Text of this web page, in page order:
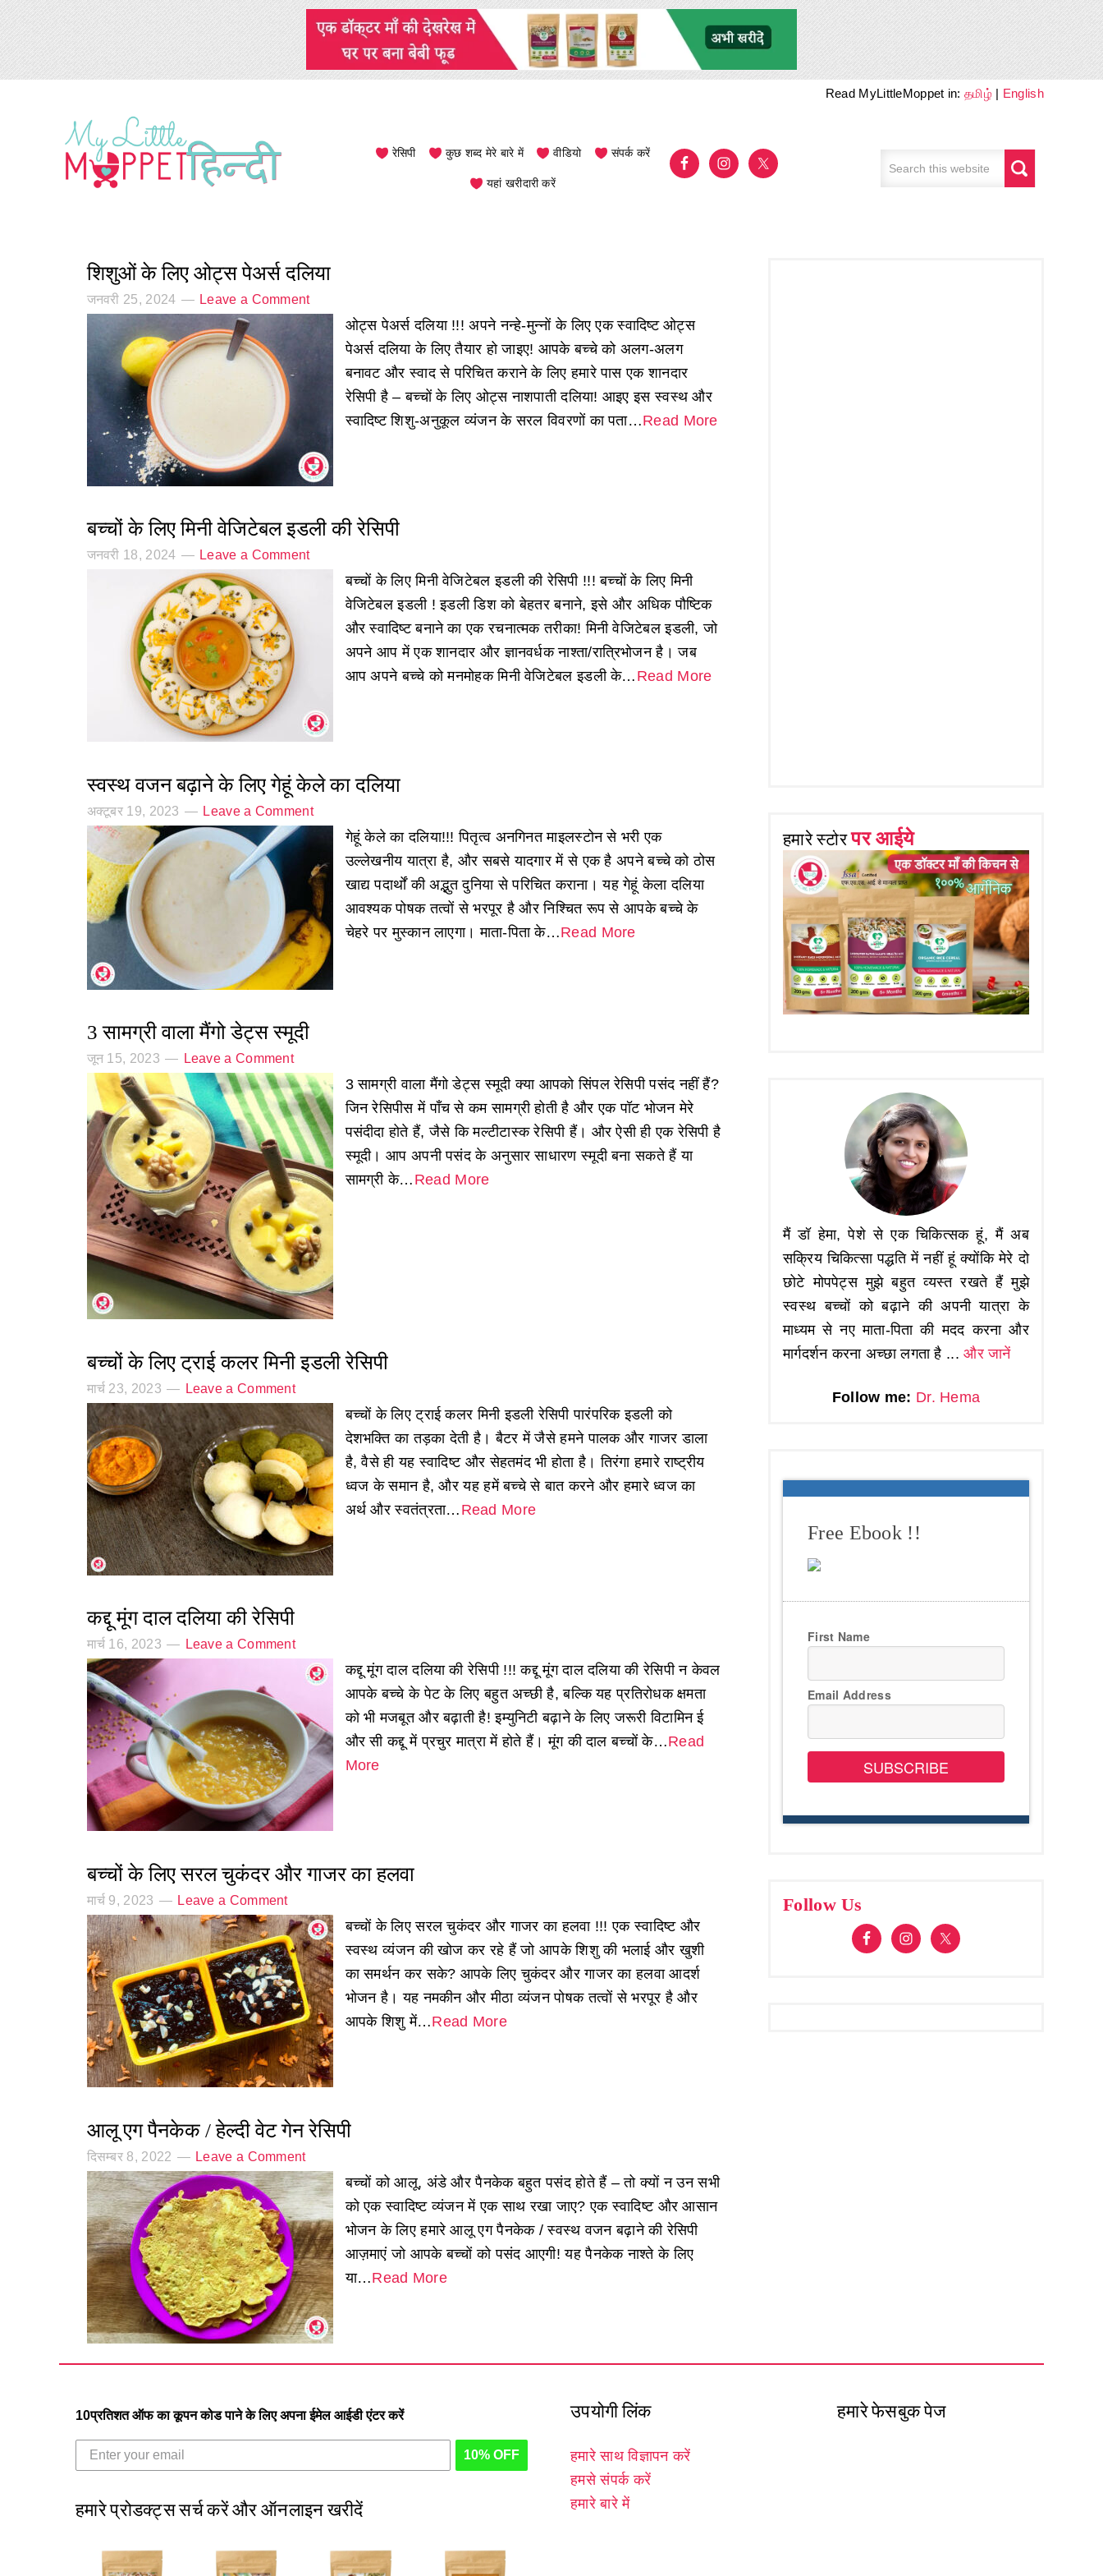
Read MyLittleMoppet in:தமிழ் | English
रेसिपी कुछ शब्द मेरे बारे में वीडियो संपर्क करें
यहां खरीदारी करें
शिशुओं के लिए ओट्स पेअर्स दलिया
जनवरी 25, 2024 Leave a Comment
ओट्स पेअर्स दलिया !!! अपने नन्हे-मुन्नों के लिए एक स्वादिष्ट ओट्स
पेअर्स दलिया के लिए तैयार हो जाइए! आपके बच्चे को अलग-अलग
बनावट और स्वाद से परिचित कराने के लिए हमारे पास एक शानदार
रेसिपी है – बच्चों के लिए ओट्स नाशपाती दलिया! आइए इस स्वस्थ और
स्वादिष्ट शिशु-अनुकूल व्यंजन के सरल विवरणों का पता…Read More
बच्चों के लिए मिनी वेजिटेबल इडली की रेसिपी
जनवरी 18, 2024 Leave a Comment
बच्चों के लिए मिनी वेजिटेबल इडली की रेसिपी !!! बच्चों के लिए मिनी
वेजिटेबल इडली ! इडली डिश को बेहतर बनाने, इसे और अधिक पौष्टिक
और स्वादिष्ट बनाने का एक रचनात्मक तरीका! मिनी वेजिटेबल इडली, जो
अपने आप में एक शानदार और ज्ञानवर्धक नाश्ता/रात्रिभोजन है। जब
आप अपने बच्चे को मनमोहक मिनी वेजिटेबल इडली के… Read More
स्वस्थ वजन बढ़ाने के लिए गेहूं केले का दलिया
अक्टूबर 19, 2023 Leave a Comment
गेहूं केले का दलिया!!! पितृत्व अनगिनत माइलस्टोन से भरी एक
उल्लेखनीय यात्रा है, और सबसे यादगार में से एक है अपने बच्चे को ठोस
खाद्य पदार्थों की अद्भुत दुनिया से परिचित कराना। यह गेहूं केला दलिया
आवश्यक पोषक तत्वों से भरपूर है और निश्चित रूप से आपके बच्चे के
चेहरे पर मुस्कान लाएगा। माता-पिता के…Read More
3 सामग्री वाला मैंगो डेट्स स्मूदी
जून 15, 2023 Leave a Comment
3 सामग्री वाला मैंगो डेट्स स्मूदी क्या आपको सिंपल रेसिपी पसंद नहीं हैं?
जिन रेसिपीस में पाँच से कम सामग्री होती है और एक पॉट भोजन मेरे
पसंदीदा होते हैं, जैसे कि मल्टीटास्क रेसिपी हैं। और ऐसी ही एक रेसिपी है
स्मूदी। आप अपनी पसंद के अनुसार साधारण स्मूदी बना सकते हैं या
सामग्री के… Read More
बच्चों के लिए ट्राई कलर मिनी इडली रेसिपी
मार्च 23, 2023 Leave a Comment
बच्चों के लिए ट्राई कलर मिनी इडली रेसिपी पारंपरिक इडली को
देशभक्ति का तड़का देती है। बैटर में जैसे हमने पालक और गाजर डाला
है, वैसे ही यह स्वादिष्ट और सेहतमंद भी होता है। तिरंगा हमारे राष्ट्रीय
ध्वज के समान है, और यह हमें बच्चे से बात करने और हमारे ध्वज का
अर्थ और स्वतंत्रता… Read More
कद्दू मूंग दाल दलिया की रेसिपी
मार्च 16, 2023 Leave a Comment
कद्दू मूंग दाल दलिया की रेसिपी !!! कद्दू मूंग दाल दलिया की रेसिपी न केवल
आपके बच्चे के पेट के लिए बहुत अच्छी है, बल्कि यह प्रतिरोधक क्षमता
को भी मजबूत और बढ़ाती है! इम्युनिटी बढ़ाने के लिए जरूरी विटामिन ई
और सी कद्दू में प्रचुर मात्रा में होते हैं। मूंग की दाल बच्चों के…Read
More
बच्चों के लिए सरल चुकंदर और गाजर का हलवा
मार्च 9, 2023 Leave a Comment
बच्चों के लिए सरल चुकंदर और गाजर का हलवा !!! एक स्वादिष्ट और
स्वस्थ व्यंजन की खोज कर रहे हैं जो आपके शिशु की भलाई और खुशी
का समर्थन कर सके? आपके लिए चुकंदर और गाजर का हलवा आदर्श
भोजन है। यह नमकीन और मीठा व्यंजन पोषक तत्वों से भरपूर है और
आपके शिशु में…Read More
आलू एग पैनकेक / हेल्दी वेट गेन रेसिपी
दिसम्बर 8, 2022 Leave a Comment
बच्चों को आलू, अंडे और पैनकेक बहुत पसंद होते हैं – तो क्यों न उन सभी
को एक स्वादिष्ट व्यंजन में एक साथ रखा जाए? एक स्वादिष्ट और आसान
भोजन के लिए हमारे आलू एग पैनकेक / स्वस्थ वजन बढ़ाने की रेसिपी
आज़माएं जो आपके बच्चों को पसंद आएगी! यह पैनकेक नाश्ते के लिए
या…Read More
हमारे स्टोरपर आईये
मैं डॉ हेमा, पेशे से एक चिकित्सक हूं, मैं अब
सक्रिय चिकित्सा पद्धति में नहीं हूं क्योंकि मेरे दो
छोटे मोपपेट्स मुझे बहुत व्यस्त रखते हैं मुझे
स्वस्थ बच्चों को बढ़ाने की अपनी यात्रा के
माध्यम से नए माता-पिता की मदद करना और
मार्गदर्शन करना अच्छा लगता है ...और जानें
Follow me: Dr. Hema
Free Ebook !!
First Name
Email Address
SUBSCRIBE
Follow Us
10प्रतिशत ऑफ का कूपन कोड पाने के लिए अपना ईमेल आईडी एंटर करें
10% OFF
हमारे प्रोडक्ट्स सर्च करें और ऑनलाइन खरीदें
उपयोगी लिंक
हमारे साथ विज्ञापन करें
हमसे संपर्क करें
हमारे बारे में
हमारे फेसबुक पेज